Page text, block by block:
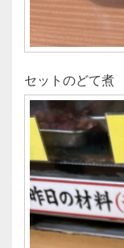
セットのどて煮